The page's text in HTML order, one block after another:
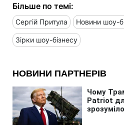
Більше по темі:
Сергій Притула Новини шоу-
Зірки шоу-бізнесу